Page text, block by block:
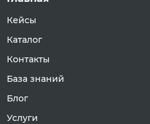
Кейсы
Каталог
Контакты
База знаний
Блог
Услуги